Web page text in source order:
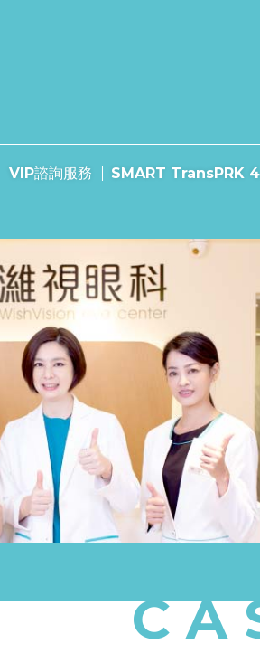
VIP諮詢服務 SMART TransPRK